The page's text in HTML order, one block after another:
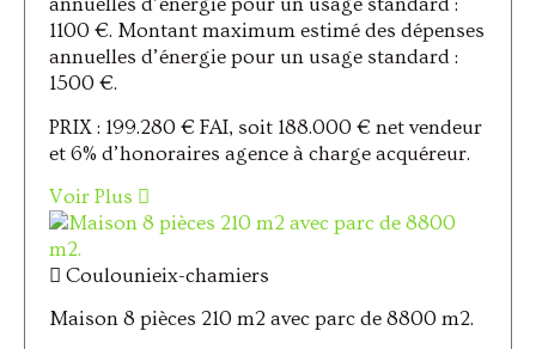
1100 €. Montant maximum estimé des dépenses
annuelles d’énergie pour un usage standard :
1500 €.
PRIX : 199.280 € FAI, soit 188.000 € net vendeur
et 6% d’honoraires agence à charge acquéreur.
Voir Plus
Coulounieix-chamiers
Maison 8 pièces 210 m2 avec parc de 8800 m2.